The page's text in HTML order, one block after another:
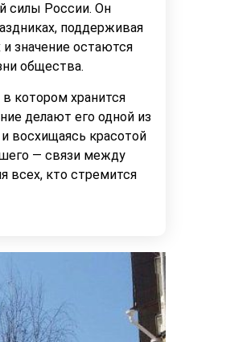
силы России. Он
поддерживая
значение остаются
общества.
котором хранится
делают его одной из
восхищаясь красотой
— связи между
всех, кто стремится